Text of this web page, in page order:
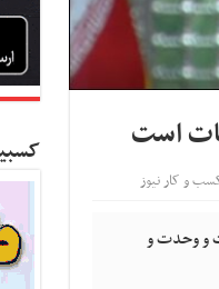
است
و کار نیوز
و وحدت و